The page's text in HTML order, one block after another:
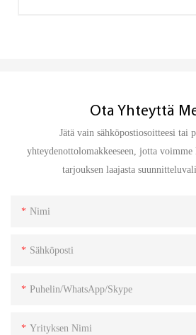
Ota Yhteyttä
Jätä vain sähköpostiosoitteesi tai
yhteydenottolomakkeeseen, jotta
tarjouksen laajasta
Nimi
Sähköposti
Puhelin/WhatsApp/Skype
Yrityksen Nimi